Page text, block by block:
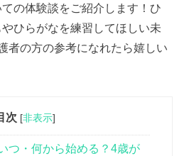
の体験談をご紹介します！ひ
ひらがなを練習してほしい未
者の方の参考になれたら嬉しい
次 [非表示]
つ・何から始める？4歳が